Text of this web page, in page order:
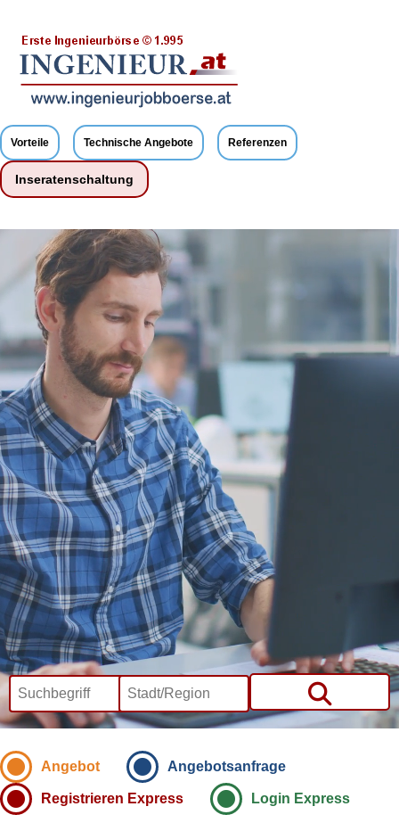
Vorteile Technische Angebote Referenzen
Inseratenschaltung
Angebot Angebotsanfrage
Registrieren Express Login Express